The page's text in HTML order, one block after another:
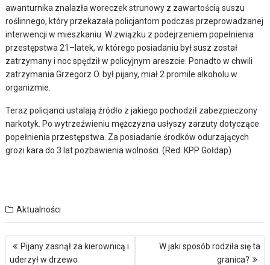
awanturnika znalazła woreczek strunowy z zawartością suszu
roślinnego, który przekazała policjantom podczas przeprowadzanej
interwencji w mieszkaniu. W związku z podejrzeniem popełnienia
przestępstwa 21–latek, w którego posiadaniu był susz został
zatrzymany i noc spędził w policyjnym areszcie. Ponadto w chwili
zatrzymania Grzegorz O. był pijany, miał 2 promile alkoholu w
organizmie.
Teraz policjanci ustalają źródło z jakiego pochodził zabezpieczony
narkotyk. Po wytrzeźwieniu mężczyzna usłyszy zarzuty dotyczące
popełnienia przestępstwa. Za posiadanie środków odurzających
grozi kara do 3 lat pozbawienia wolności. (Red. KPP Gołdap)
Aktualności
Nawigacja
wpisu
Pijany zasnął za kierownicą i
uderzył w drzewo
W jaki sposób rodziła się ta
granica?